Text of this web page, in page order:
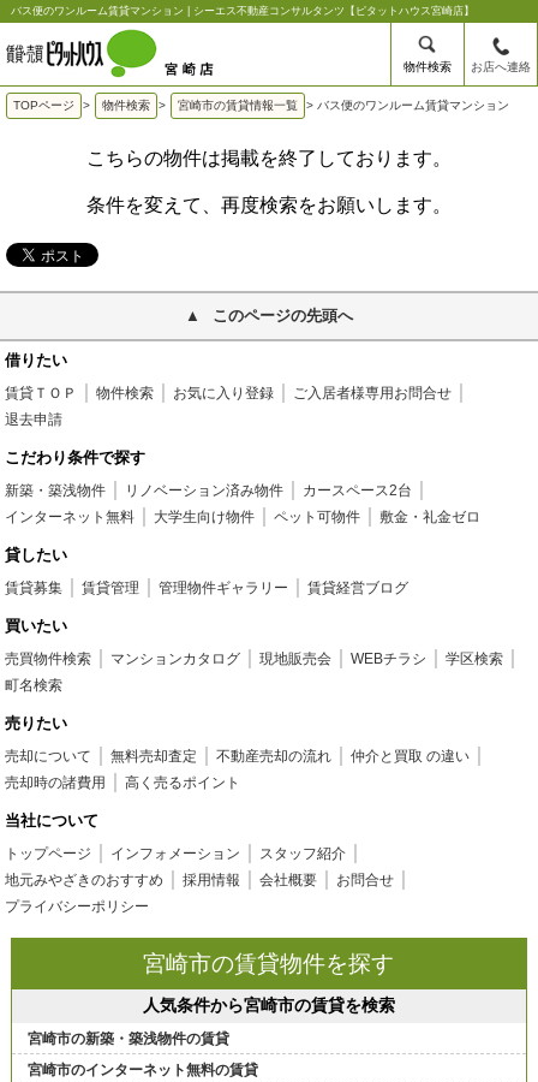
バス便のワンルーム賃貸マンション | シーエス不動産コンサルタンツ【ピタットハウス宮崎店】
物件検索 お店へ連絡
TOPページ > 物件検索 > 宮崎市の賃貸情報一覧 > バス便のワンルーム賃貸マンション
こちらの物件は掲載を終了しております。
条件を変えて、再度検索をお願いします。
このページの先頭へ
借りたい
賃貸ＴＯＰ 物件検索 お気に入り登録
ご入居者様専用お問合せ
退去申請
こだわり条件で探す
新築・築浅物件 リノベーション済み物件
カースペース2台
インターネット無料
大学生向け物件 ペット可物件 敷金・礼金ゼロ
貸したい
賃貸募集 賃貸管理 管理物件ギャラリー 賃貸経営ブログ
買いたい
売買物件検索 マンションカタログ 現地販売会 WEBチラシ
学区検索
町名検索
売りたい
売却について 無料売却査定 不動産売却の流れ
仲介と買取 の違い
売却時の諸費用
高く売るポイント
当社について
トップページ インフォメーション
スタッフ紹介
地元みやざきのおすすめ
採用情報 会社概要
お問合せ
プライバシーポリシー
宮崎市の賃貸物件を探す
人気条件から宮崎市の賃貸を検索
宮崎市の新築・築浅物件の賃貸
宮崎市のインターネット無料の賃貸